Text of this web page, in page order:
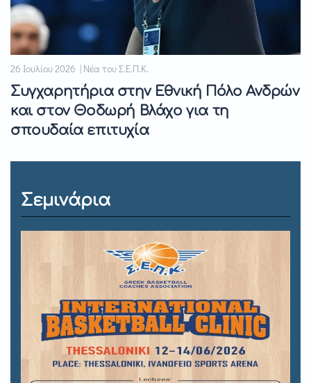
26 Ιουλίου 2026 | Νέα του Σ.Ε.Π.Κ.
Συγχαρητήρια στην Εθνική Πόλο Ανδρών
και στον Θοδωρή Βλάχο για τη
σπουδαία επιτυχία
Σεμινάρια